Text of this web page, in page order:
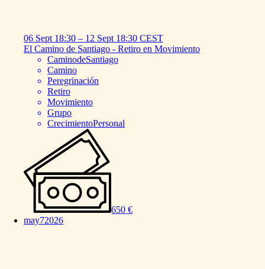
06 Sept 18:30 – 12 Sept 18:30 CEST
El Camino de Santiago - Retiro en Movimiento
CaminodeSantiago
Camino
Peregrinación
Retiro
Movimiento
Grupo
CrecimientoPersonal
650 €
may72026